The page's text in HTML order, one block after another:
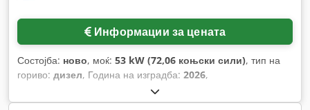
Информации за цената
Состојба: ново, моќ: 53 kW (72,06 коњски сили), тип на
гориво: дизел, Година на изградба: 2026,